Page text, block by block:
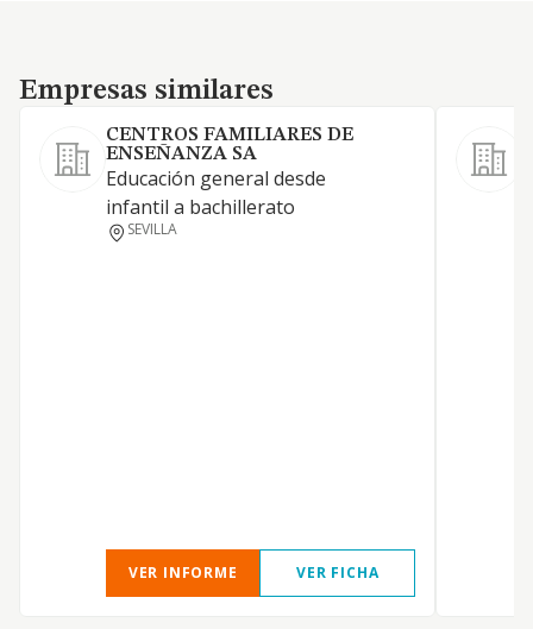
Empresas similares
Empresas similares
CENTROS FAMILIARES DE
ENSEÑANZA SA
Educación general desde
infantil a bachillerato
SEVILLA
VER INFORME VER FICHA